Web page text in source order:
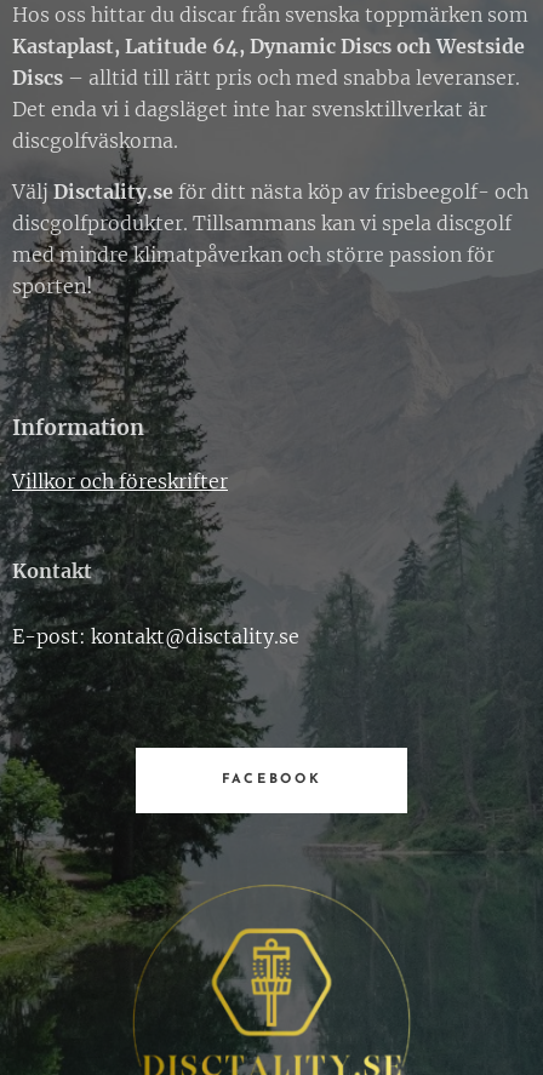
Hos oss hittar du discar från svenska toppmärken som
Kastaplast, Latitude 64, Dynamic Discs och Westside
Discs – alltid till rätt pris och med snabba leveranser.
Det enda vi i dagsläget inte har svensktillverkat är
discgolfväskorna.
Välj Disctality.se för ditt nästa köp av frisbeegolf- och
discgolfprodukter. Tillsammans kan vi spela discgolf
med mindre klimatpåverkan och större passion för
sporten!
Information
Villkor och föreskrifter
Kontakt
E-post: kontakt@disctality.se
FACEBOOK